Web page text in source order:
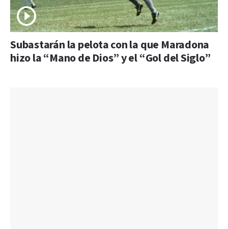
Subastarán la pelota con la que Maradona
hizo la “Mano de Dios” y el “Gol del Siglo”